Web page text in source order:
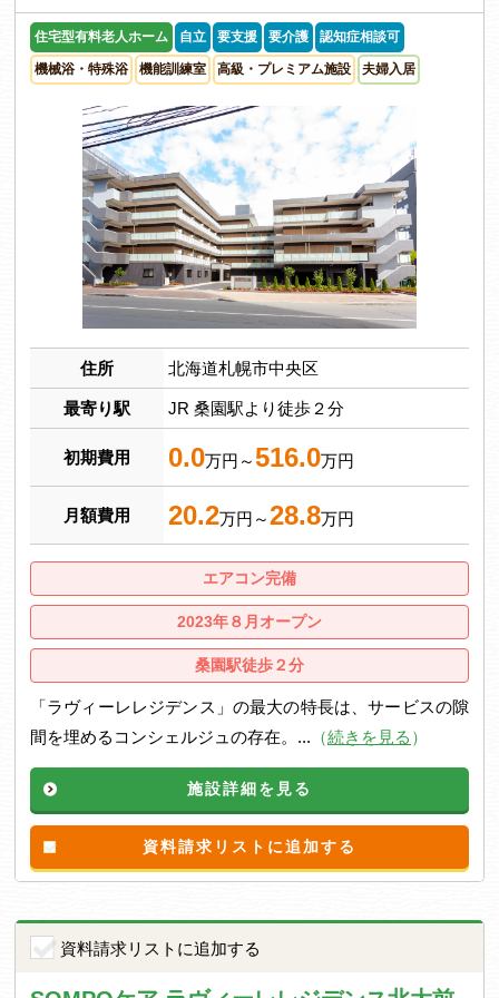
住宅型有料老人ホーム 自立 要支援 要介護 認知症相談可
機械浴・特殊浴 機能訓練室 高級・プレミアム施設 夫婦入居
住所 北海道札幌市中央区
最寄り駅 JR 桑園駅より徒歩２分
初期費用 0.0万円～516.0万円
月額費用 20.2万円～28.8万円
エアコン完備
2023年８月オープン
桑園駅徒歩２分
「ラヴィーレレジデンス」の最大の特長は、サービスの隙
間を埋めるコンシェルジュの存在。... （続きを見る ）
施設詳細を見る
資料請求リストに追加する
資料請求リストに追加する